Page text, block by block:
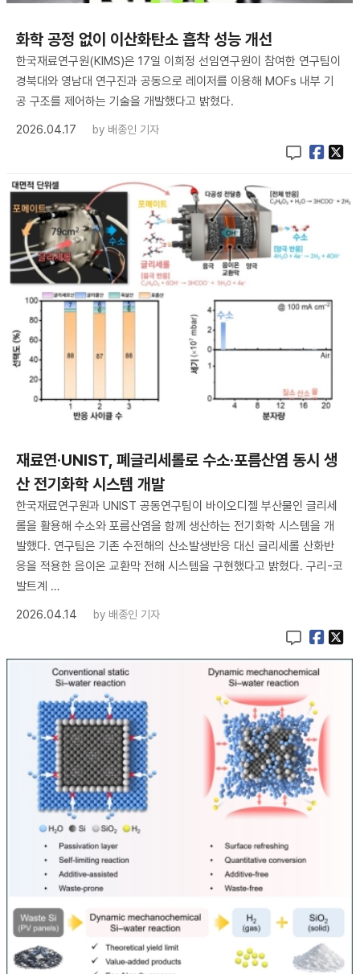
화학 공정 없이 이산화탄소 흡착 성능 개선
한국재료연구원(KIMS)은 17일 이희정 선임연구원이 참여한 연구팀이
경북대와 영남대 연구진과 공동으로 레이저를 이용해 MOFs 내부 기
공 구조를 제어하는 기술을 개발했다고 밝혔다.
2026.04.17
by 배종인 기자
재료연·UNIST, 폐글리세롤로 수소·포름산염 동시 생
산 전기화학 시스템 개발
한국재료연구원과 UNIST 공동연구팀이 바이오디젤 부산물인 글리세
롤을 활용해 수소와 포름산염을 함께 생산하는 전기화학 시스템을 개
발했다. 연구팀은 기존 수전해의 산소발생반응 대신 글리세롤 산화반
응을 적용한 음이온 교환막 전해 시스템을 구현했다고 밝혔다. 구리-코
발트계 …
2026.04.14
by 배종인 기자